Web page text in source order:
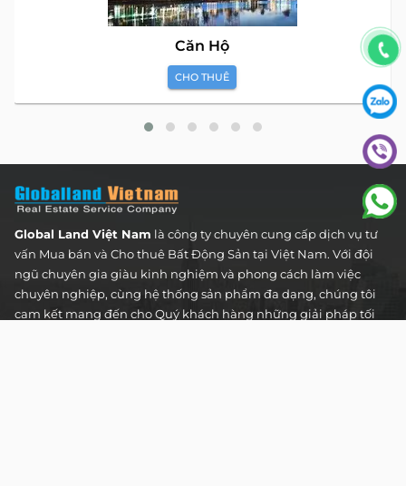
Căn Hộ
CHO THUÊ
Global Land Việt Nam là công ty chuyên cung cấp dịch vụ tư
vấn Mua bán và Cho thuê Bất Động Sản tại Việt Nam. Với đội
ngũ chuyên gia giàu kinh nghiệm và phong cách làm việc
chuyên nghiệp, cùng hệ thống sản phẩm đa dạng, chúng tôi
cam kết mang đến cho Quý khách hàng những giải pháp tối